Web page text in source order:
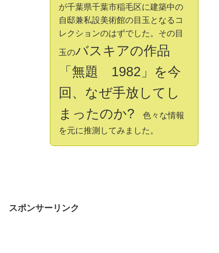
が千葉県千葉市稲毛区に建築中の
自邸兼私設美術館の目玉となるコ
レクションのはずでした。その目
玉のバスキアの作品
「無題 1982」を今
回、なぜ手放してし
まったのか? 色々な情報
を元に推測してみました。
スポンサーリンク